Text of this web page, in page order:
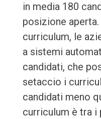
in media 180
posizione
curriculum, le
a sistemi
candidati, che
setaccio i
candidati meno
curriculum è tra i